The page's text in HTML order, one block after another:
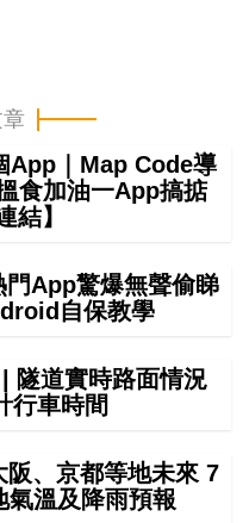
App｜Map Code導
食加油一App搞掂
結】
App驚爆無聲偷睇
自保教學
隧道實時路面情況
行車時間
阪、京都等地未來 7
氣溫及降雨預報